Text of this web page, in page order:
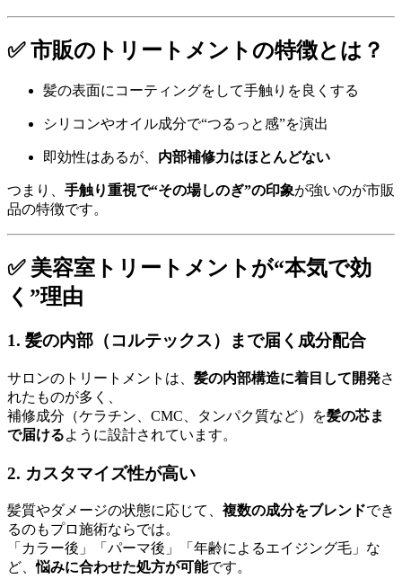
✅ 市販のトリートメントの特徴とは？
髪の表面にコーティングをして手触りを良くする
シリコンやオイル成分で“つるっと感”を演出
即効性はあるが、 内部補修力はほとんどない
つまり、 手触り重視で“その場しのぎ”の印象が強いのが市販
品の特徴です。
✅ 美容室トリートメントが“本気で効
く”理由
1. 髪の内部（コルテックス）まで届く成分配合
サロンのトリートメントは、 髪の内部構造に着目して開発さ
れたものが多く、
補修成分（ケラチン、CMC、タンパク質など）を髪の芯ま
で届けるように設計されています。
2. カスタマイズ性が高い
髪質やダメージの状態に応じて、 複数の成分をブレンドでき
るのもプロ施術ならでは。
「カラー後」「パーマ後」「年齢によるエイジング毛」な
ど、悩みに合わせた処方が可能です。